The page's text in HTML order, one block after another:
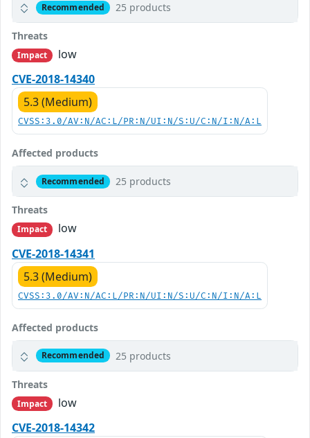
Recommended 25 products
Threats
Impact
low
CVE-2018-14340
5.3 (Medium)
CVSS:3.0/AV:N/AC:L/PR:N/UI:N/S:U/C:N/I:N/A:L
Affected products
Recommended 25 products
Threats
Impact
low
CVE-2018-14341
5.3 (Medium)
CVSS:3.0/AV:N/AC:L/PR:N/UI:N/S:U/C:N/I:N/A:L
Affected products
Recommended 25 products
Threats
Impact
low
CVE-2018-14342